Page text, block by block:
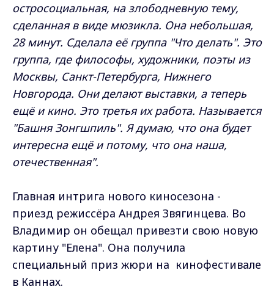
остросоциальная, на злободневную тему,
сделанная в виде мюзикла. Она небольшая,
28 минут. Сделала её группа "Что делать". Это
группа, где философы, художники, поэты из
Москвы, Санкт-Петербурга, Нижнего
Новгорода. Они делают выставки, а теперь
ещё и кино. Это третья их работа. Называется
"Башня Зонгшпиль". Я думаю, что она будет
интересна ещё и потому, что она наша,
отечественная".
Главная интрига нового киносезона -
приезд режиссёра Андрея Звягинцева. Во
Владимир он обещал привезти свою новую
картину "Елена". Она получила
специальный приз жюри на кинофестивале
в Каннах.